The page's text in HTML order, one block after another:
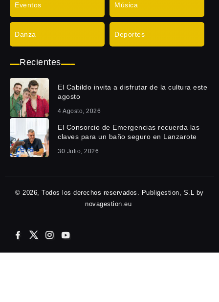
Eventos Música
Danza Deportes
Recientes
El Cabildo invita a disfrutar de la cultura este
agosto
4 Agosto, 2026
El Consorcio de Emergencias recuerda las
claves para un baño seguro en Lanzarote
30 Julio, 2026
© 2026, Todos los derechos reservados. Publigestion, S.L by
novagestion.eu